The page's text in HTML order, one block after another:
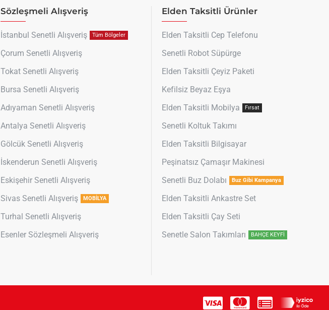
Sözleşmeli Alışveriş
İstanbul Senetli Alışveriş Tüm Bölgeler
Çorum Senetli Alışveriş
Tokat Senetli Alışveriş
Bursa Senetli Alışveriş
Adıyaman Senetli Alışveriş
Antalya Senetli Alışveriş
Gölcük Senetli Alışveriş
İskenderun Senetli Alışveriş
Eskişehir Senetli Alışveriş
Sivas Senetli Alışveriş
MOBİLYA
Turhal Senetli Alışveriş
Esenler Sözleşmeli Alışveriş
Elden Taksitli Ürünler
Elden Taksitli Cep Telefonu
Senetli Robot Süpürge
Elden Taksitli Çeyiz Paketi
Kefilsiz Beyaz Eşya
Elden Taksitli Mobilya
Fırsat
Senetli Koltuk Takımı
Elden Taksitli Bilgisayar
Peşinatsız Çamaşır Makinesi
Senetli Buz Dolabı
Buz Gibi Kampanya
Elden Taksitli Ankastre Set
Elden Taksitli Çay Seti
Senetle Salon Takımları
BAHÇE KEYFİ